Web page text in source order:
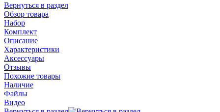
Вернуться в раздел
Обзор товара
Набор
Комплект
Описание
Характеристики
Аксессуары
Отзывы
Похожие товары
Наличие
Файлы
Видео